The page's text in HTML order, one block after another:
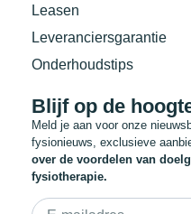
Leasen
Leveranciersgarantie
Onderhoudstips
Blijf op de
Meld je aan voor onze
fysionieuws, exclusieve
over de voordelen van
fysiotherapie.